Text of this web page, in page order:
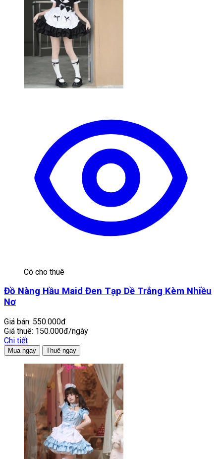
Có cho thuê
Đồ Nàng Hầu Maid Đen Tạp Dề Trắng Kèm Nhiều
Nơ
Giá bán: 550.000đ
Giá thuê: 150.000đ/ngày
Chi tiết
Mua ngay Thuê ngay